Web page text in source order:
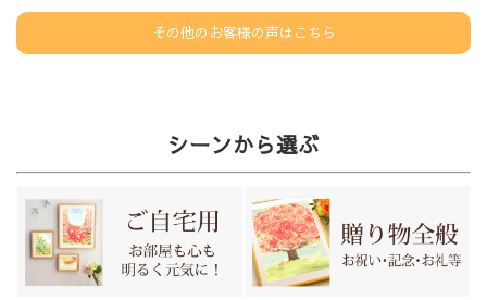
その他のお客様の声はこちら
シーンから選ぶ